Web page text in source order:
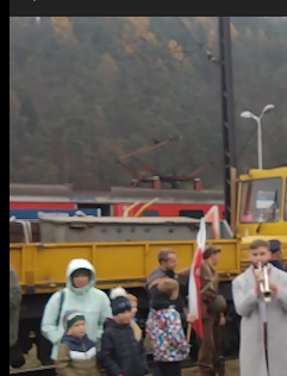
Odtwarzacz